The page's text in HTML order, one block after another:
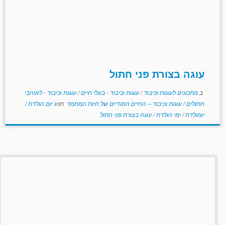
עוגה בצורת פני חתול
ב מתכונים לעוגות וכיבוד/עוגות וכיבוד - בעלי חיים/עוגות וכיבוד - לאוהבי
חתולים/עוגות וכיבוד – החיים הסודיים של חיות המחמד תויגיום הולדת/
יומולדת/ימי הולדת/עוגה בצורת פני חתול